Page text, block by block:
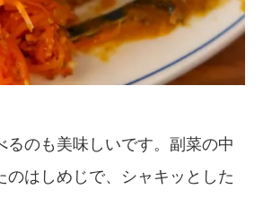
るのも美味しいです。副菜の中
のはしめじで、シャキッとした